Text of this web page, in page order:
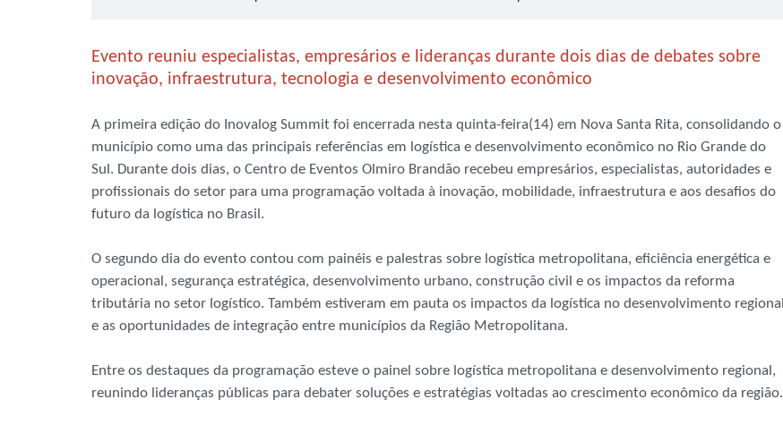
Evento reuniu especialistas, empresários e lideranças durante dois dias de debates sobre
inovação, infraestrutura, tecnologia e desenvolvimento econômico
A primeira edição do Inovalog Summit foi encerrada nesta quinta-feira(14) em Nova Santa Rita, consolidando o
município como uma das principais referências em logística e desenvolvimento econômico no Rio Grande do
Sul. Durante dois dias, o Centro de Eventos Olmiro Brandão recebeu empresários, especialistas, autoridades e
profissionais do setor para uma programação voltada à inovação, mobilidade, infraestrutura e aos desafios do
futuro da logística no Brasil.
O segundo dia do evento contou com painéis e palestras sobre logística metropolitana, eficiência energética e
operacional, segurança estratégica, desenvolvimento urbano, construção civil e os impactos da reforma
tributária no setor logístico. Também estiveram em pauta os impactos da logística no desenvolvimento regional
e as oportunidades de integração entre municípios da Região Metropolitana.
Entre os destaques da programação esteve o painel sobre logística metropolitana e desenvolvimento regional,
reunindo lideranças públicas para debater soluções e estratégias voltadas ao crescimento econômico da região.